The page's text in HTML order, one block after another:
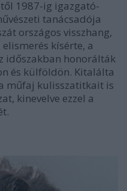
1987-ig igazgató-
tanácsadója
országos visszhang,
kísérte, a
időszakban honorálták
és külföldön. Kitalálta
műfaj kulisszatitkait is
kinevelve ezzel a